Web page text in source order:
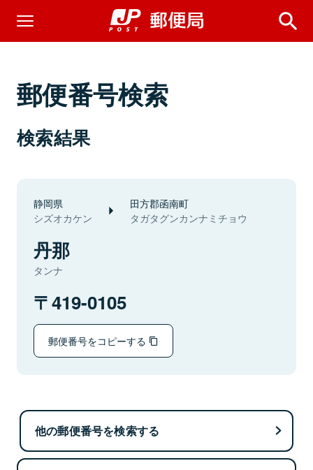
郵便番号検索
検索結果
静岡県
シズオカケン
田方郡函南町
タガタグンカンナミチョウ
丹那
タンナ
419-0105
郵便番号をコピーする
他の郵便番号を検索する